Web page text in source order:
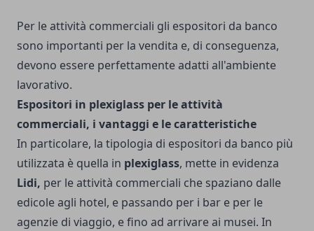
Per le attività commerciali gli espositori da banco
sono importanti per la vendita e, di conseguenza,
devono essere perfettamente adatti all'ambiente
lavorativo.
Espositori in plexiglass per le attività
commerciali, i vantaggi e le caratteristiche
In particolare, la tipologia di espositori da banco più
utilizzata è quella in plexiglass, mette in evidenza
Lidi, per le attività commerciali che spaziano dalle
edicole agli hotel, e passando per i bar e per le
agenzie di viaggio, e fino ad arrivare ai musei. In